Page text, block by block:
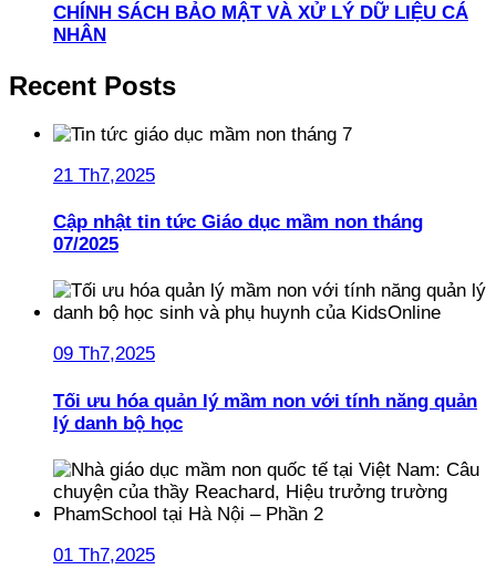
CHÍNH SÁCH BẢO MẬT VÀ XỬ LÝ DỮ LIỆU CÁ
NHÂN
Recent Posts
21 Th7,2025
Cập nhật tin tức Giáo dục mầm non tháng
07/2025
09 Th7,2025
Tối ưu hóa quản lý mầm non với tính năng quản
lý danh bộ học
01 Th7,2025